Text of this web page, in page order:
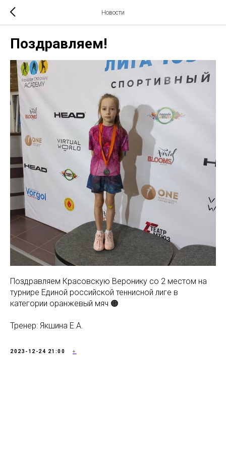
Новости
Поздравляем!
Поздравляем Красовскую Веронику со 2 местом на
турнире Единой российской теннисной лиге в
категории оранжевый мяч 🟠
Тренер: Якшина Е.А.
2023-12-24 21:00 +